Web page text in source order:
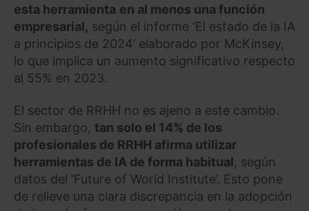
esta herramienta en al menos una función
empresarial, según el informe ‘El estado de la IA
a principios de 2024’ elaborado por McKinsey,
lo que implica un aumento significativo respecto
al 55% en 2023.
El sector de RRHH no es ajeno a este cambio.
Sin embargo, tan solo el 14% de los
profesionales de RRHH afirma utilizar
herramientas de IA de forma habitual, según
datos del ‘Future of World Institute’. Esto pone
de relieve una clara discrepancia en la adopción